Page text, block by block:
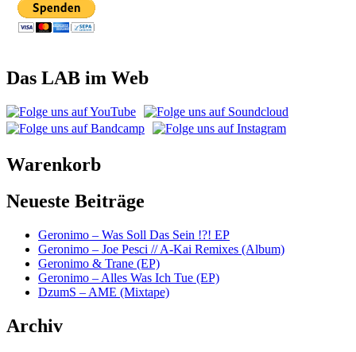
Das LAB im Web
Warenkorb
Neueste Beiträge
Geronimo – Was Soll Das Sein !?! EP
Geronimo – Joe Pesci // A-Kai Remixes (Album)
Geronimo & Trane (EP)
Geronimo – Alles Was Ich Tue (EP)
DzumS – AME (Mixtape)
Archiv